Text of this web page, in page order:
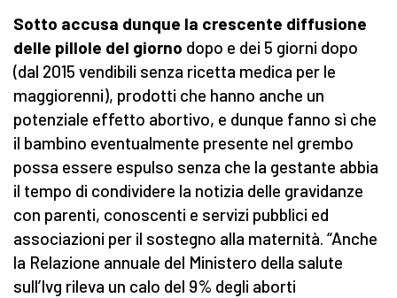
Sotto accusa dunque la crescente diffusione
delle pillole del giorno dopo e dei 5 giorni dopo
(dal 2015 vendibili senza ricetta medica per le
maggiorenni), prodotti che hanno anche un
potenziale effetto abortivo, e dunque fanno sì che
il bambino eventualmente presente nel grembo
possa essere espulso senza che la gestante abbia
il tempo di condividere la notizia delle gravidanze
con parenti, conoscenti e servizi pubblici ed
associazioni per il sostegno alla maternità. “Anche
la Relazione annuale del Ministero della salute
sull’Ivg rileva un calo del 9% degli aborti